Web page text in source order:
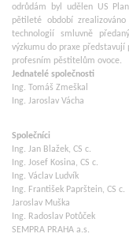
odrůdám byl udělen US
pětileté období
technologií smluvně
výzkumu do praxe
profesním pěstitelům ovoce.
Jednatelé společnosti
Ing. Tomáš Zmeškal
Ing. Jaroslav Vácha
Společníci
Ing. Jan Blažek, CS c.
Ing. Josef Kosina, CS c.
Ing. Václav Ludvík
Ing. František Paprštein, CS c.
Jaroslav Muška
Ing. Radoslav Potůček
SEMPRA PRAHA a.s.